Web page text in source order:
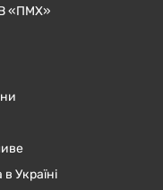
«ПМХ»
в Україні